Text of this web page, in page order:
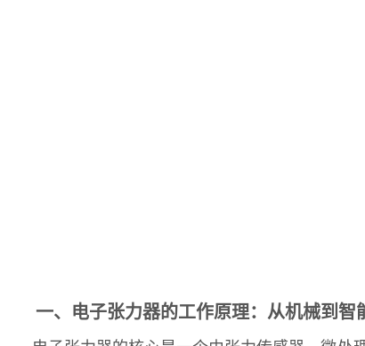
一、电子张力器的工作原理：从机械到智